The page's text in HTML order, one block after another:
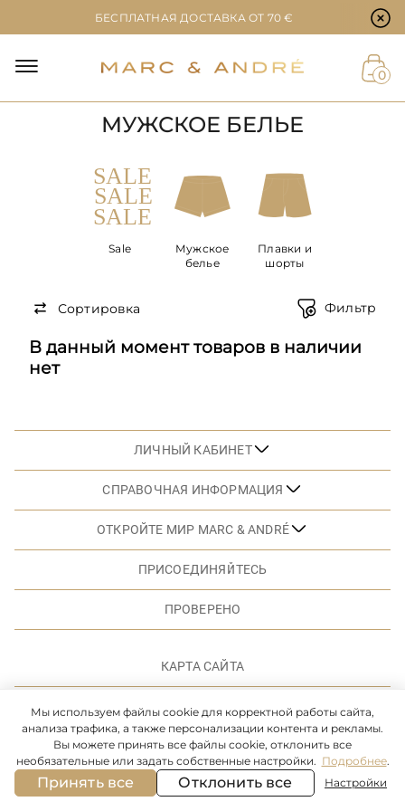
0
БЕСПЛАТНАЯ ДОСТАВКА ОТ 70 €
МУЖСКОЕ БЕЛЬЕ
Sale
Мужское
белье
Плавки и
шорты
Сортировка Фильтр
В данный момент товаров в наличии
нет
ЛИЧНЫЙ КАБИНЕТ
СПРАВОЧНАЯ ИНФОРМАЦИЯ
ОТКРОЙТЕ МИР MARC & ANDRÉ
ПРИСОЕДИНЯЙТЕСЬ
ПРОВЕРЕНО
КАРТА САЙТА
© MARC & ANDRE. 2026. ВСЕ ПРАВА ЗАЩИЩЕНЫ
Мы используем файлы cookie для корректной работы сайта,
анализа трафика, а также персонализации контента и рекламы.
Вы можете принять все файлы cookie, отклонить все
необязательные или задать собственные настройки. Подробнее.
Принять все Отклонить все Настройки